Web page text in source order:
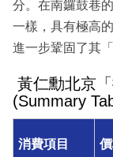
分。在南鑼鼓巷
一樣，具有極高
進一步鞏固了其
黃仁勳北京
(Summary
消費項目